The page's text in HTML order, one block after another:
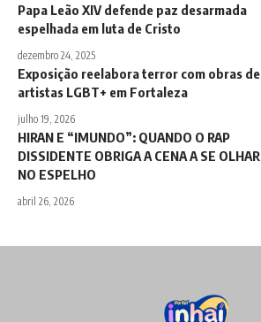
Papa Leão XIV defende paz desarmada
espelhada em luta de Cristo
dezembro 24, 2025
Exposição reelabora terror com obras de
artistas LGBT+ em Fortaleza
julho 19, 2026
HIRAN E “IMUNDO”: QUANDO O RAP
DISSIDENTE OBRIGA A CENA A SE OLHAR
NO ESPELHO
abril 26, 2026